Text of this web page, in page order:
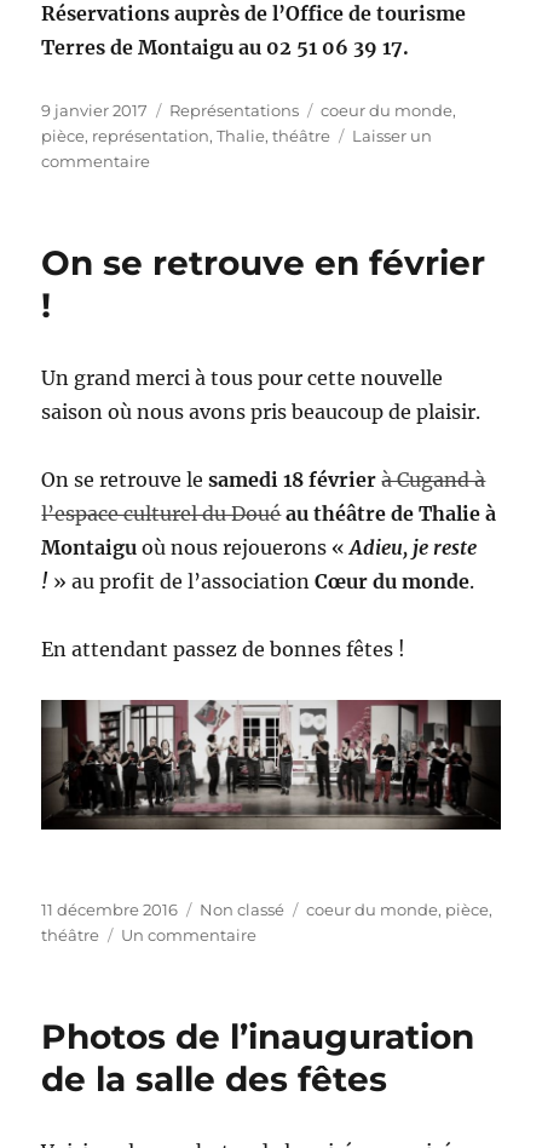
Réservations auprès de l’Office de tourisme
Terres de Montaigu au 02 51 06 39 17.
Publié
le
9 janvier 2017 Catégories
Représentations Étiquettes
coeur du monde,
pièce, représentation,Thalie,théâtre
Laisser un
commentairesur
On se retrouve en février
!
Un grand merci à tous pour cette nouvelle
saison où nous avons pris beaucoup de plaisir.
On se retrouve lesamedi 18 février à Cugand à
l’espace culturel du Doué au théâtre de Thalie à
Montaigu où nous rejouerons «Adieu, je reste
! » au profit de l’associationCœur du monde.
En attendant passez de bonnes fêtes !
Publié
le
11 décembre 2016 Catégories
Non classé Étiquettes
coeur du monde, pièce,
théâtre
Un commentairesur
en
février
!
Photos de l’inauguration
de la salle des fêtes